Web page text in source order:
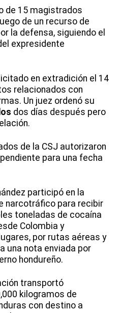
de 15 magistrados
de un recurso de
la defensa, siguiendo el
expresidente
en extradición el 14
relacionados con
Un juez ordenó su
dos días después pero
de la CSJ autorizaron
para una fecha
participó en la
narcotráfico para recibir
toneladas de cocaína
Colombia y
por rutas aéreas y
una nota enviada por
hondureño.
transportó
kilogramos de
con destino a